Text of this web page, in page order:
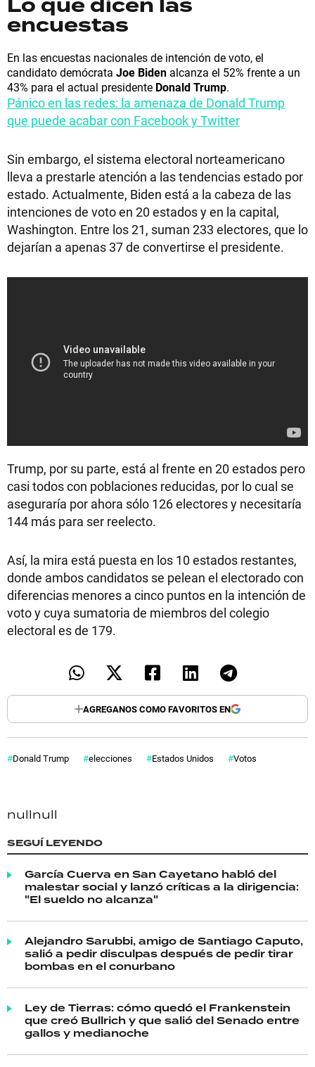
Lo que dicen las
encuestas
En las encuestas nacionales de intención de voto, el
candidato demócrata Joe Biden alcanza el 52% frente a un
43% para el actual presidente Donald Trump.
Pánico en las redes: la amenaza de Donald Trump
que puede acabar con Facebook y Twitter
Sin embargo, el sistema electoral norteamericano
lleva a prestarle atención a las tendencias estado por
estado. Actualmente, Biden está a la cabeza de las
intenciones de voto en 20 estados y en la capital,
Washington. Entre los 21, suman 233 electores, que lo
dejarían a apenas 37 de convertirse el presidente.
Trump, por su parte, está al frente en 20 estados pero
casi todos con poblaciones reducidas, por lo cual se
aseguraría por ahora sólo 126 electores y necesitaría
144 más para ser reelecto.
Así, la mira está puesta en los 10 estados restantes,
donde ambos candidatos se pelean el electorado con
diferencias menores a cinco puntos en la intención de
voto y cuya sumatoria de miembros del colegio
electoral es de 179.
AGREGANOS COMO FAVORITOS EN
Donald Trump elecciones Estados Unidos Votos
nullnull
SEGUÍ LEYENDO
García Cuerva en San Cayetano habló del
malestar social y lanzó críticas a la dirigencia:
"El sueldo no alcanza"
Alejandro Sarubbi, amigo de Santiago Caputo,
salió a pedir disculpas después de pedir tirar
bombas en el conurbano
Ley de Tierras: cómo quedó el Frankenstein
que creó Bullrich y que salió del Senado entre
gallos y medianoche